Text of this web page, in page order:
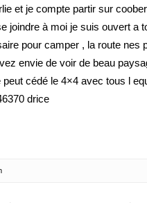
et je compte partir sur
joindre à moi je suis ouvert a
pour camper , la route nes
envie de voir de beau
peut cédé le 4×4 avec tous l
drice